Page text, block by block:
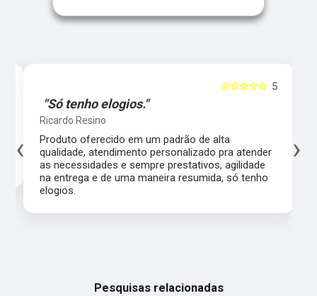
5
☆☆☆☆☆
"Só tenho elogios."
Ricardo Resino
Produto oferecido em um padrão de alta
qualidade, atendimento personalizado pra atender
as necessidades e sempre prestativos, agilidade
na entrega e de uma maneira resumida, só tenho
elogios.
‹ ›
Pesquisas relacionadas